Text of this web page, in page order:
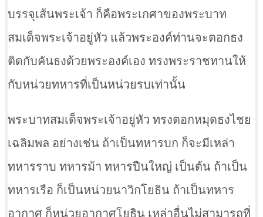
บรรจุเส้นพระเจ้า ก็คือพระเกศาของพระบาท
สมเด็จพระเจ้าอยู่หัว แล้วพระองค์ท่านจะตอกธง
ติดกับคันธงด้วยพระองค์เอง ทรงพระราชทานให้
กับหน่วยทหารที่เป็นหน่วยรบเท่านั้น
พระบาทสมเด็จพระเจ้าอยู่หัว ทรงตอกหมุดธงไชย
เฉลิมพล​ อย่างเช่น ถ้าเป็นทหารบก ก็จะมีเหล่า
ทหารราบ ทหารม้า ทหารปืนใหญ่ เป็นต้น ถ้าเป็น
ทหารเรือ ก็เป็นหน่วยนาวิกโยธิน ถ้าเป็นทหาร
อากาศ ก็หน่วยอากาศโยธิน เหล่าอื่นไม่สามารถที่